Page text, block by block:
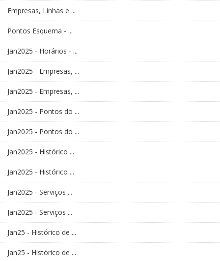
Empresas, Linhas e ...
Pontos Esquema - ...
Jan2025 - Horários - ...
Jan2025 - Empresas, ...
Jan2025 - Empresas, ...
Jan2025 - Pontos do ...
Jan2025 - Pontos do ...
Jan2025 - Histórico ...
Jan2025 - Histórico ...
Jan2025 - Serviços ...
Jan2025 - Serviços ...
Jan25 - Histórico de ...
Jan25 - Histórico de ...